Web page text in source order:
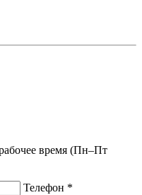
время (Пн–Пт
Телефон *